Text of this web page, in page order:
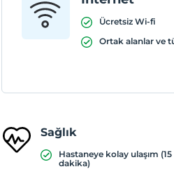
Ücretsiz Wi-fi
Ortak alanlar ve
Sağlık
Hastaneye kolay ulaşım (15
dakika)